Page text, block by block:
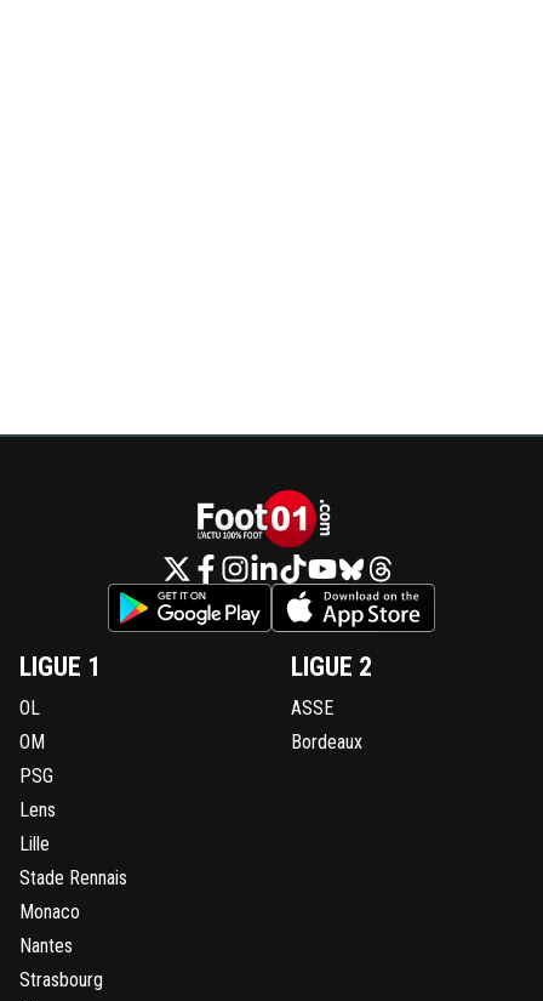
LIGUE 1
OL
OM
PSG
Lens
Lille
Stade Rennais
Monaco
Nantes
Strasbourg
LIGUE 2
ASSE
Bordeaux